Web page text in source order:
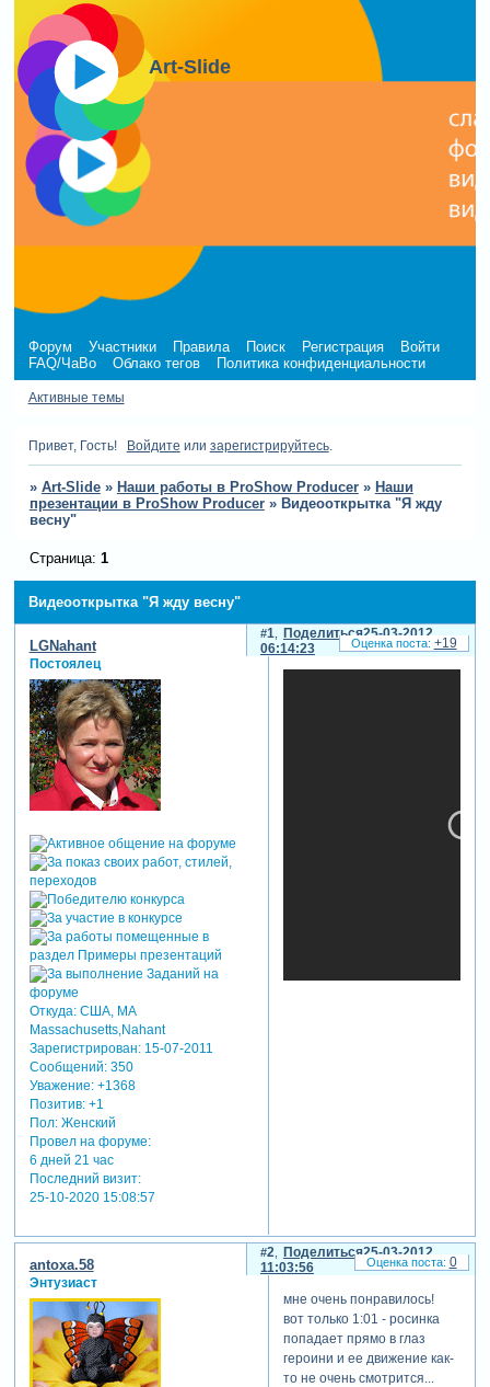
Art-Slide
Форум Участники Правила Поиск Регистрация
Войти
FAQ/ЧаВо
Облако тегов Политика конфиденциальности
Активные темы
Привет, Гость! Войдите или зарегистрируйтесь.
» Art-Slide » Наши работы в ProShow Producer » Наши
презентации в ProShow Producer » Видеооткрытка "Я жду
весну"
Видеооткрытка "Я жду весну"
Страница: 1
Поделиться
1
25-03-2012
06:14:23
LGNahant
Постоялец
Откуда:США, MA
Massachusetts,Nahant
Зарегистрирован: 15-07-2011
Сообщений:350
Уважение: +1368
Позитив: +1
Пол:Женский
Провел на форуме:
6 дней 21 час
Последний визит:
25-10-2020 15:08:57
+19
Поделиться
2
25-03-2012
11:03:56
antoxa.58
Энтузиаст
мне очень понравилось!
вот только 1:01 - росинка
попадает прямо в глаз
героини и ее движение как-
то не очень смотрится...
0